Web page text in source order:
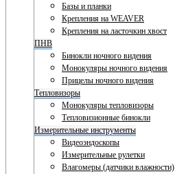
Базы и планки
Крепления на WEAVER
Крепления на ласточкин хвост
ПНВ
Бинокли ночного видения
Монокуляры ночного видения
Прицелы ночного видения
Тепловизоры
Монокуляры тепловизоры
Тепловизионные бинокли
Измерительные инструменты
Видеоэндоскопы
Измерительные рулетки
Влагомеры (датчики влажности)